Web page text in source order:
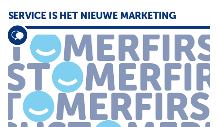
SERVICE IS HET NIEUWE MARKETING